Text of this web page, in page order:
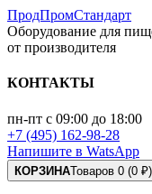
ПродПромСтандарт
Оборудование для
от производителя
КОНТАКТЫ
пн-пт с 09:00 до 18:00
+7 (495) 162-98-28
Напишите в WatsApp
КОРЗИНАТоваров 0 (0 ₽)